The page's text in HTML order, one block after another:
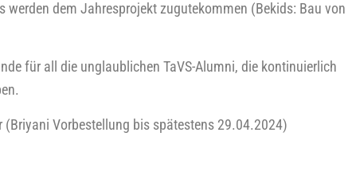
wer­den dem Jah­res­pro­jekt zugu­te­kom­men (Bekids: Bau von
für all die unglaub­li­chen TaVS-Alum­ni, die kon­ti­nu­ier­lich
(Bri­ya­ni Vor­be­stel­lung bis spä­tes­tens 29.04.2024)